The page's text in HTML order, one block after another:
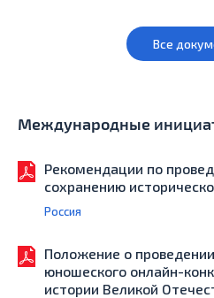
Все
Международные
Рекомендации по
сохранению
Россия
Положение о
юношеского онлайн-
истории Великой